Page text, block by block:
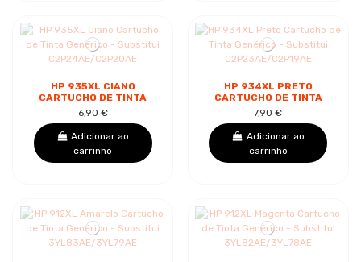
HP 935XL CIANO
CARTUCHO DE TINTA
GENÉRICO -
SUBSTITUI
C2P24AE/C2P20AE
6,90 €
Adicionar ao
carrinho
HP 934XL PRETO
CARTUCHO DE TINTA
GENÉRICO -
SUBSTITUI
C2P23AE/C2P19AE
7,90 €
Adicionar ao
carrinho